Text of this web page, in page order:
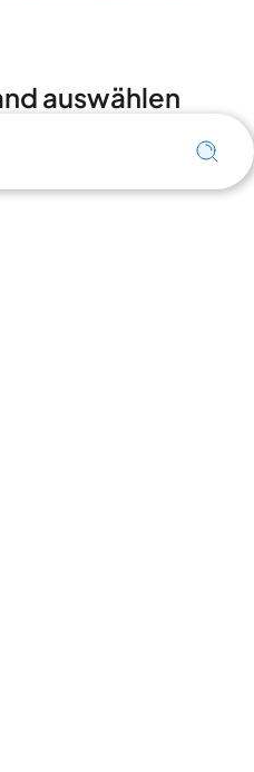
auswählen